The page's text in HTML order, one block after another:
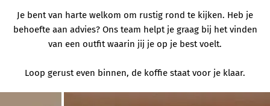
Je bent van harte welkom om rustig rond te kijken. Heb je
behoefte aan advies? Ons team helpt je graag bij het vinden
van een outfit waarin jij je op je best voelt.
Loop gerust even binnen, de koffie staat voor je klaar.